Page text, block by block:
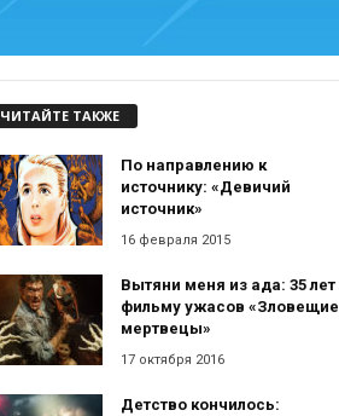
ЧИТАЙТЕ ТАКЖЕ
По направлению к
источнику: «Девичий
источник»
16 февраля 2015
Вытяни меня из ада: 35 лет
фильму ужасов «Зловещие
мертвецы»
17 октября 2016
Детство кончилось: